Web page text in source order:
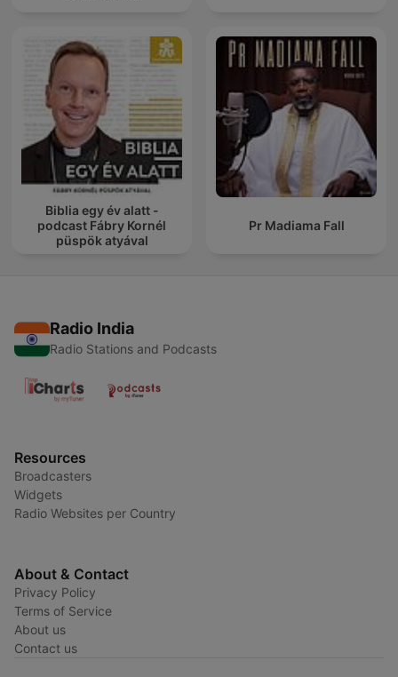
Biblia egy év alatt -
podcast Fábry Kornél
püspök atyával
Pr Madiama Fall
Radio India
Radio Stations and Podcasts
Resources
Broadcasters
Widgets
Radio Websites per Country
About & Contact
Privacy Policy
Terms of Service
About us
Contact us